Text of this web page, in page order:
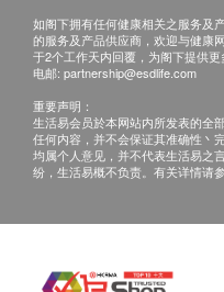
如阁下拥有任何健康相关之服务及
的服务及产品供应商，欢迎与健康
于2个工作天内回覆，为阁下提供更
电邮: partnership@esdlife.com
重要声明：
生活易会员於本网站内所发表的全
任何内容，并不会保证其准确性丶
均属个人意见，并不代表生活易之
纷，生活易概不负责。有关详情请